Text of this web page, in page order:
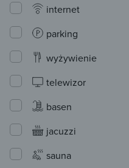
internet
parking
wyżywienie
telewizor
basen
jacuzzi
sauna